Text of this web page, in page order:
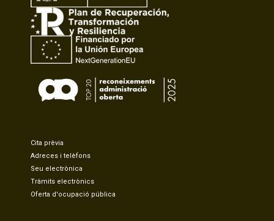
Cita prèvia
Adreces i telèfons
Seu electrònica
Tràmits electrònics
Oferta d'ocupació pública